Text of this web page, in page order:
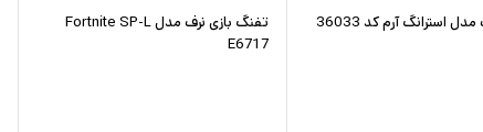
استرانگ آرم کد 36033
تفنگ بازی نرف مدل Fortnite SP-L
E6717